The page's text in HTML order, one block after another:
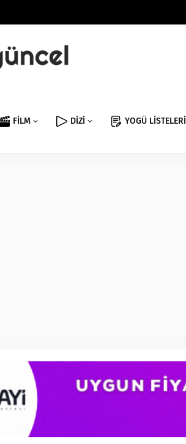
FİLM DİZİ YOGÜ LİSTELERİ